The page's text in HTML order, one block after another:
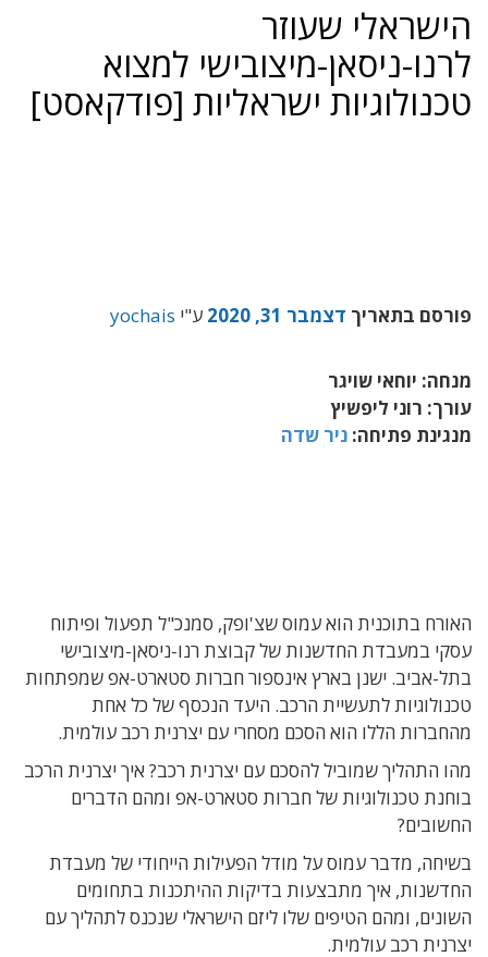
הישראלי שעוזר
לרנו-ניסאן-מיצובישי למצוא
טכנולוגיות ישראליות [פודקאסט]
פורסם בתאריך דצמבר 31, 2020 ע"י yochais
מנחה: יוחאי שויגר
עורך: רוני ליפשיץ
מנגינת פתיחה: ניר שדה
האורח בתוכנית הוא עמוס שצ'ופק, סמנכ"ל תפעול ופיתוח
עסקי במעבדת החדשנות של קבוצת רנו-ניסאן-מיצובישי
בתל-אביב. ישנן בארץ אינספור חברות סטארט-אפ שמפתחות
טכנולוגיות לתעשיית הרכב. היעד הנכסף של כל אחת
מהחברות הללו הוא הסכם מסחרי עם יצרנית רכב עולמית.
מהו התהליך שמוביל להסכם עם יצרנית רכב? איך יצרנית הרכב
בוחנת טכנולוגיות של חברות סטארט-אפ ומהם הדברים
החשובים?
בשיחה, מדבר עמוס על מודל הפעילות הייחודי של מעבדת
החדשנות, איך מתבצעות בדיקות ההיתכנות בתחומים
השונים, ומהם הטיפים שלו ליזם הישראלי שנכנס לתהליך עם
יצרנית רכב עולמית.